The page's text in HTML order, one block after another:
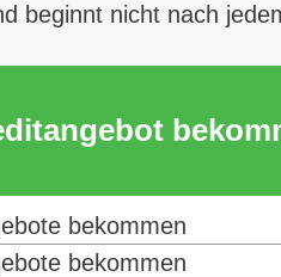
beginnt nicht nach
bekommen
bekommen